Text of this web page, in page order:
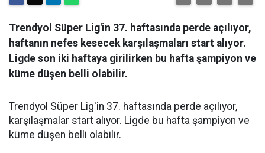
Trendyol Süper Lig'in 37. haftasında perde açılıyor,
haftanın nefes kesecek karşılaşmaları start alıyor.
Ligde son iki haftaya girilirken bu hafta şampiyon ve
küme düşen belli olabilir.
Trendyol Süper Lig'in 37. haftasında perde açılıyor,
karşılaşmalar start alıyor. Ligde bu hafta şampiyon ve
küme düşen belli olabilir.